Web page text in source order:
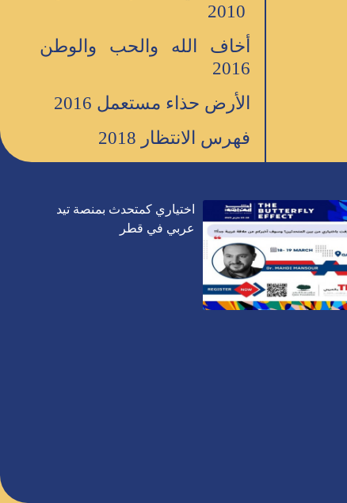
أخاف الله والحب والوطن
2016
الأرض حذاء مستعمل 2016
فهرس الانتظار 2018
اختياري كمتحدث بمنصة تيد
عربي في قطر